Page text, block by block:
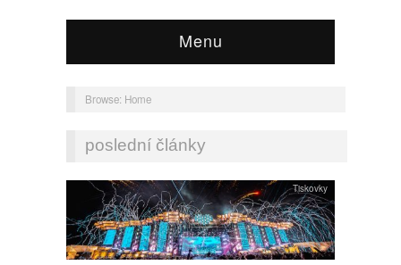
Menu
Browse: Home
poslední články
Tiskovky